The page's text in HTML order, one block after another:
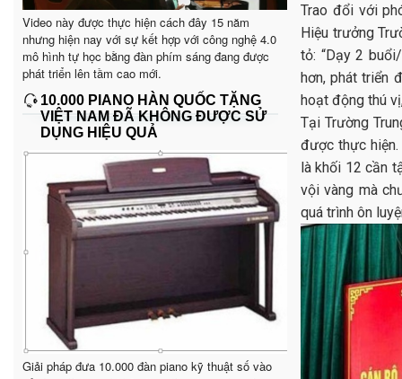
Video này được thực hiện cách đây 15 năm
nhưng hiện nay với sự kết hợp với công nghệ 4.0
mô hình tự học bằng đàn phím sáng đang được
phát triển lên tầm cao mới.
10.000 PIANO HÀN QUỐC TẶNG
VIỆT NAM ĐÃ KHÔNG ĐƯỢC SỬ
DỤNG HIỆU QUẢ
Giải pháp đưa 10.000 đàn piano kỹ thuật số vào
Trao đổi với
Hiệu trưởng
tỏ: “Dạy 2
hơn, phát triển
hoạt động thú
Tại Trường
được thực
là khối 12 cần
vội vàng mà
quá trình ôn